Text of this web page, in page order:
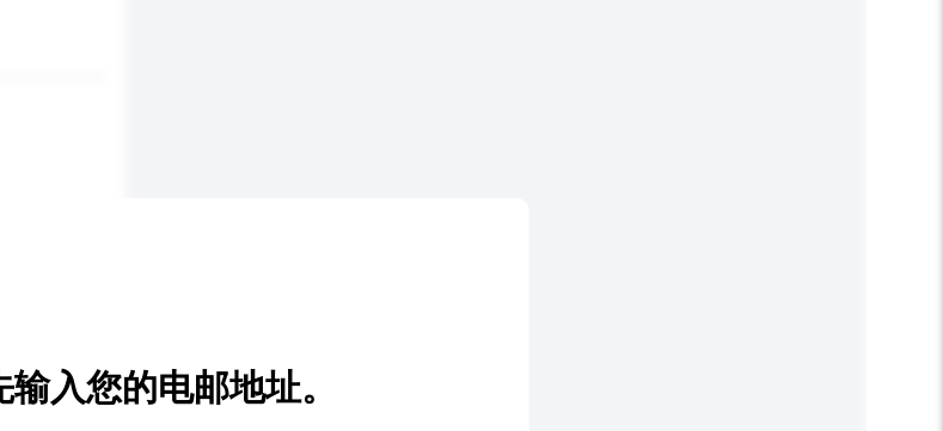
输入您的电邮地址。